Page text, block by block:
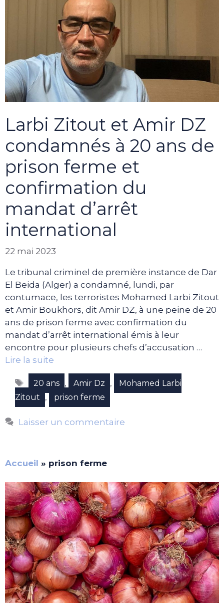
Larbi Zitout et Amir DZ
condamnés à 20 ans de
prison ferme et
confirmation du
mandat d’arrêt
international
22 mai 2023
Le tribunal criminel de première instance de Dar
El Beida (Alger) a condamné, lundi, par
contumace, les terroristes Mohamed Larbi Zitout
et Amir Boukhors, dit Amir DZ, à une peine de 20
ans de prison ferme avec confirmation du
mandat d’arrêt international émis à leur
encontre pour plusieurs chefs d’accusation …
Lire la suite
Étiquettes
20 ans , Amir Dz ,
Mohamed Larbi
Zitout
, prison ferme
Laisser un commentaire
Accueil » prison ferme